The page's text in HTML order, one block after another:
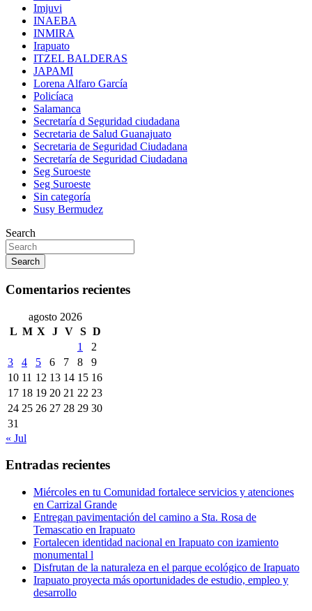
Imjuvi
INAEBA
INMIRA
Irapuato
ITZEL BALDERAS
JAPAMI
Lorena Alfaro García
Policíaca
Salamanca
Secretaría d Seguridad ciudadana
Secretaria de Salud Guanajuato
Secretaria de Seguridad Ciudadana
Secretaría de Seguridad Ciudadana
Seg Suroeste
Seg Suroeste
Sin categoría
Susy Bermudez
Search
Search
Comentarios recientes
agosto 2026
L M X J V S D
1
2
3
4 5 6 7 8
9
10 11 12 13 14 15 16
17 18 19 20 21 22 23
24 25 26 27 28 29 30
31
« Jul
Entradas recientes
Miércoles en tu Comunidad fortalece servicios y atenciones
en Carrizal Grande
Entregan pavimentación del camino a Sta. Rosa de
Temascatio en Irapuato
Fortalecen identidad nacional en Irapuato con izamiento
monumental l
Disfrutan de la naturaleza en el parque ecológico de Irapuato
Irapuato proyecta más oportunidades de estudio, empleo y
desarrollo